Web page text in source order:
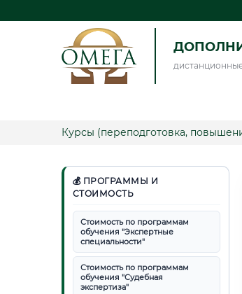
Курсы (переподготовка,
💰 ПРОГРАММЫ И
СТОИМОСТЬ
Стоимость по программам
обучения "Экспертные
специальности"
Стоимость по программам
обучения "Судебная
экспертиза"